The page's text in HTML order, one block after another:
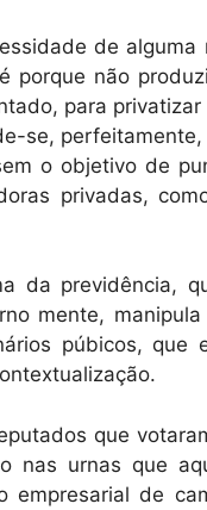
de
porque não
para
se,
o objetivo de
privadas,
da previdência,
mente,
púbicos, que
que
nas urnas que
empresarial de